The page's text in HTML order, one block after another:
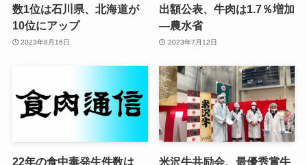
数1位は石川県、北海道が
10位にアップ
2023年8月16日
出額公表、牛肉は1.7％増加
—農水省
2023年7月12日
22年の食中毒発生件数は 米沢牛共励会、最優秀賞牛